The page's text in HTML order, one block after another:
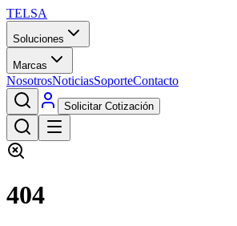
TELSA
Soluciones
Marcas
NosotrosNoticiasSoporteContacto
Solicitar Cotización
404